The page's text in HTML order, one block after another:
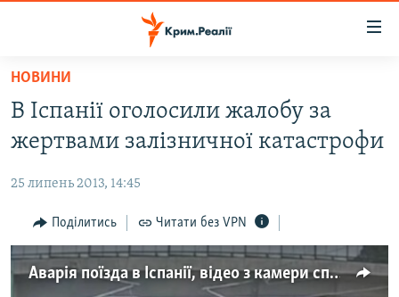
Перейти
основного
матеріалу
Перейти
до
навігації
Перейти
до
ВІДЕО ТА ФОТО
ПОЛІТИКА
БЛОГИ
ПОГЛЯД
ІНТЕРВ'Ю
НОВИНИ
В Іспанії оголосили жалобу за
жертвами залізничної катастрофи
25 липень 2013, 14:45
Поділитись Читати без VPN
Аварія поїзда в Іспанії, відео з камери спостереження